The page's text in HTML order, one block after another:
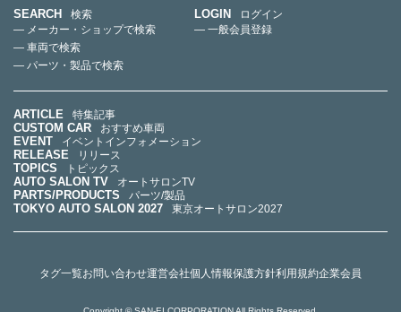
SEARCH
検索
— メーカー・ショップで検索
— 車両で検索
— パーツ・製品で検索
LOGIN
ログイン
— 一般会員登録
ARTICLE 特集記事
CUSTOM CAR おすすめ車両
EVENT イベントインフォメーション
RELEASE リリース
TOPICS トピックス
AUTO SALON TV オートサロンTV
PARTS/PRODUCTS パーツ/製品
TOKYO AUTO SALON 2027 東京オートサロン2027
タグ一覧お問い合わせ運営会社個人情報保護方針利用規約企業会員